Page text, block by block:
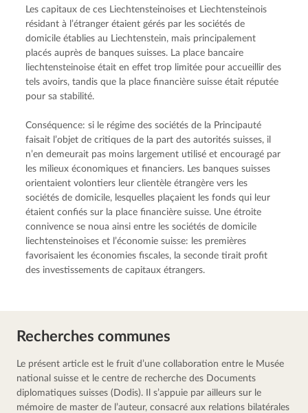
Les capitaux de ces Liechtensteinoises et Liechtensteinois
résidant à l’étranger étaient gérés par les sociétés de
domicile établies au Liechtenstein, mais principalement
placés auprès de banques suisses. La place bancaire
liechtensteinoise était en effet trop limitée pour accueillir des
tels avoirs, tandis que la place financière suisse était réputée
pour sa stabilité.
Conséquence: si le régime des sociétés de la Principauté
faisait l’objet de critiques de la part des autorités suisses, il
n’en demeurait pas moins largement utilisé et encouragé par
les milieux économiques et financiers. Les banques suisses
orientaient volontiers leur clientèle étrangère vers les
sociétés de domicile, lesquelles plaçaient les fonds qui leur
étaient confiés sur la place financière suisse. Une étroite
connivence se noua ainsi entre les sociétés de domicile
liechtensteinoises et l’économie suisse: les premières
favorisaient les économies fiscales, la seconde tirait profit
des investissements de capitaux étrangers.
Recherches communes
Le présent article est le fruit d’une collaboration entre le Musée
national suisse et le centre de recherche des Documents
diplomatiques suisses (Dodis). Il s’appuie par ailleurs sur le
mémoire de master de l’auteur, consacré aux relations bilatérales